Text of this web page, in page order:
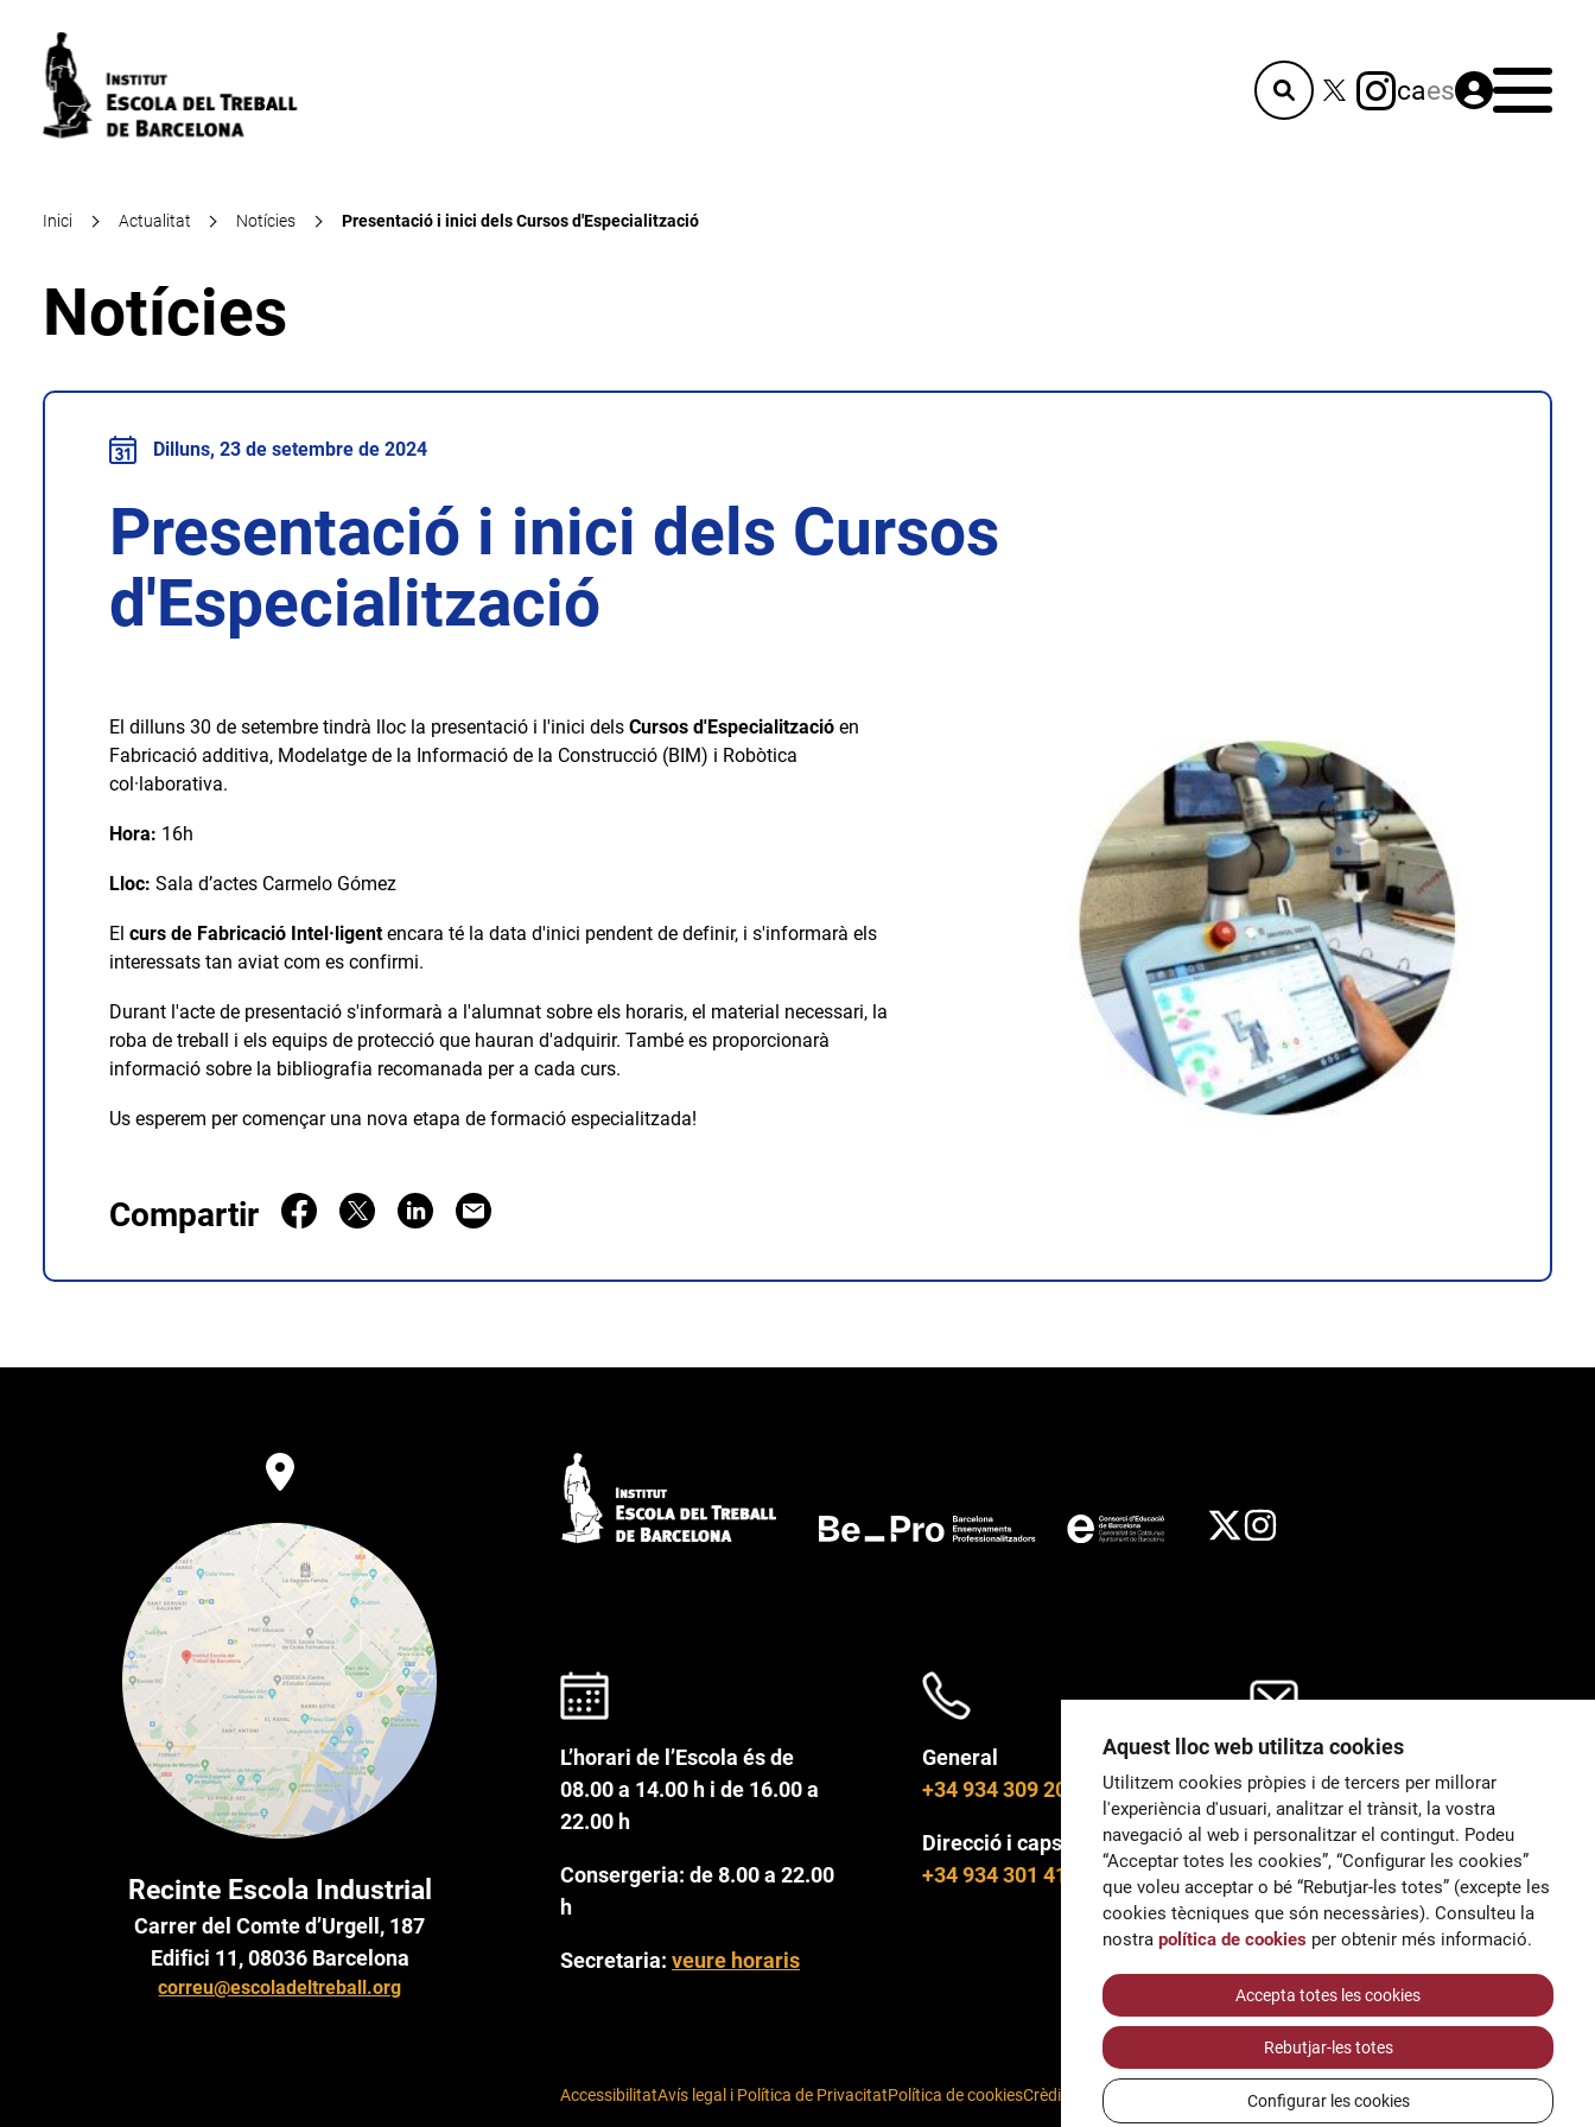
caes Menú
Inici Actualitat Notícies Presentació i inici dels Cursos d'Especialització
Notícies
Dilluns, 23 de setembre de 2024
Presentació i inici dels Cursos
d'Especialització
El dilluns 30 de setembre tindrà lloc la presentació i l'inici dels Cursos d'Especialització en
Fabricació additiva, Modelatge de la Informació de la Construcció (BIM) i Robòtica
col·laborativa.
Hora: 16h
Lloc: Sala d’actes Carmelo Gómez
El curs de Fabricació Intel·ligentencara té la data d'inici pendent de definir, i s'informarà els
interessats tan aviat com es confirmi.
Durant l'acte de presentació s'informarà a l'alumnat sobre els horaris, el material necessari, la
roba de treball i els equips de protecció que hauran d'adquirir. També es proporcionarà
informació sobre la bibliografia recomanada per a cada curs.
Us esperem per començar una nova etapa de formació especialitzada!
Compartir
Recinte Escola Industrial
Carrer del Comte d’Urgell, 187
Edifici 11, 08036 Barcelona
correu@escoladeltreball.org
L’horari de l’Escola és de
08.00 a 14.00 h i de 16.00 a
22.00 h
Consergeria: de 8.00 a 22.00
h
Secretaria: veure horaris
General
+34 934 309 200
Direcció i caps d’estudis
+34 934 301 415
General
correu@escoladeltreball.org
Informació
informacio@escoladeltreball.o
rg
AccessibilitatAvís legal i Política de PrivacitatPolítica de cookiesCrèdits
Aquest lloc web utilitza cookies
Utilitzem cookies pròpies i de tercers per millorar
l'experiència d'usuari, analitzar el trànsit, la vostra
navegació al web i personalitzar el contingut. Podeu
“Acceptar totes les cookies”, “Configurar les cookies”
que voleu acceptar o bé “Rebutjar-les totes” (excepte les
cookies tècniques que són necessàries). Consulteu la
nostra política de cookies per obtenir més informació.
Accepta totes les cookies
Rebutjar-les totes
Configurar les cookies